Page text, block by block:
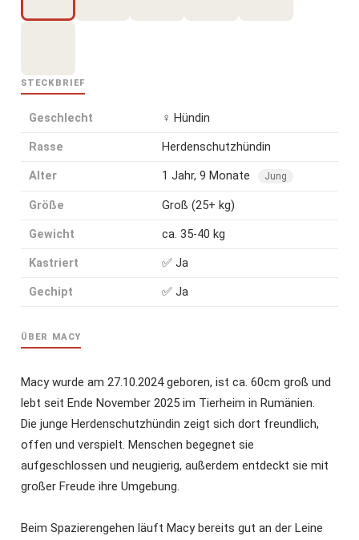
STECKBRIEF
Geschlecht ♀ Hündin
Rasse Herdenschutzhündin
Alter 1 Jahr, 9 Monate Jung
Größe Groß (25+ kg)
Gewicht ca. 35-40 kg
Kastriert ✅ Ja
Gechipt ✅ Ja
ÜBER MACY
Macy wurde am 27.10.2024 geboren, ist ca. 60cm groß und
lebt seit Ende November 2025 im Tierheim in Rumänien.
Die junge Herdenschutzhündin zeigt sich dort freundlich,
offen und verspielt. Menschen begegnet sie
aufgeschlossen und neugierig, außerdem entdeckt sie mit
großer Freude ihre Umgebung.
Beim Spazierengehen läuft Macy bereits gut an der Leine